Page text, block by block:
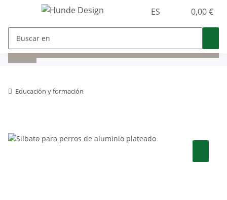
ES 0,00 €
Educación y formación